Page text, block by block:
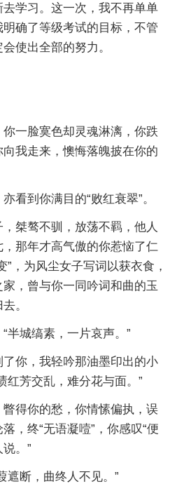
学习。这一次，我不再单单
确了等级考试的目标，不管
使出全部的努力。
一脸寞色却灵魂淋漓，你跌
我走来，懊悔落魄披在你的
看到你满目的“败红衰翠”。
桀骜不驯，放荡不羁，他人
那年才高气傲的你惹恼了仁
”，为风尘女子写词以获衣食，
，曾与你一同吟词和曲的玉
。
半城缟素，一片哀声。”
你，我轻吟那油墨印出的小
红芳交乱，难分花与面。”
得你的愁，你情愫偏执，误
，终“无语凝噎”，你感叹“便
。”
遮断，曲终人不见。”